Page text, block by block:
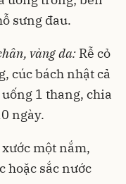
sưng đau.
vàng da: Rễ cỏ
cúc bách nhật cả
1 thang, chia
ngày.
một nắm,
hoặc sắc nước